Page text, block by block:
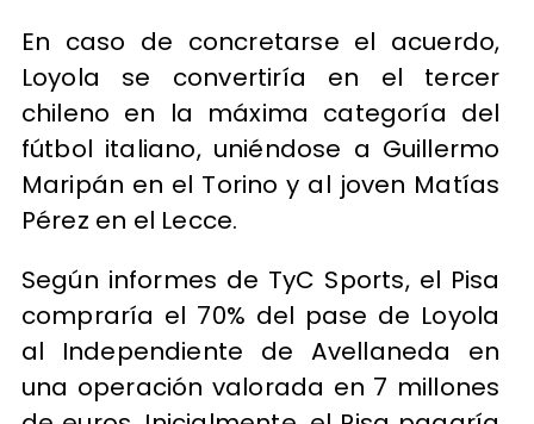
En caso de concretarse el acuerdo,
Loyola se convertiría en el tercer
chileno en la máxima categoría del
fútbol italiano, uniéndose a Guillermo
Maripán en el Torino y al joven Matías
Pérez en el Lecce.
Según informes de TyC Sports, el Pisa
compraría el 70% del pase de Loyola
al Independiente de Avellaneda en
una operación valorada en 7 millones